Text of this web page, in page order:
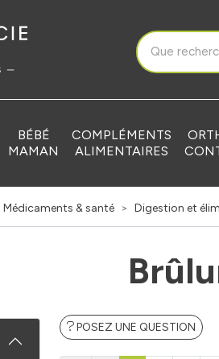
Pharmacie Paque Grandvilliers
BÉBÉ
MAMAN
COMPLÉMENTS
ALIMENTAIRES
Médicaments & santé Digestion et
POSEZ UNE QUESTION